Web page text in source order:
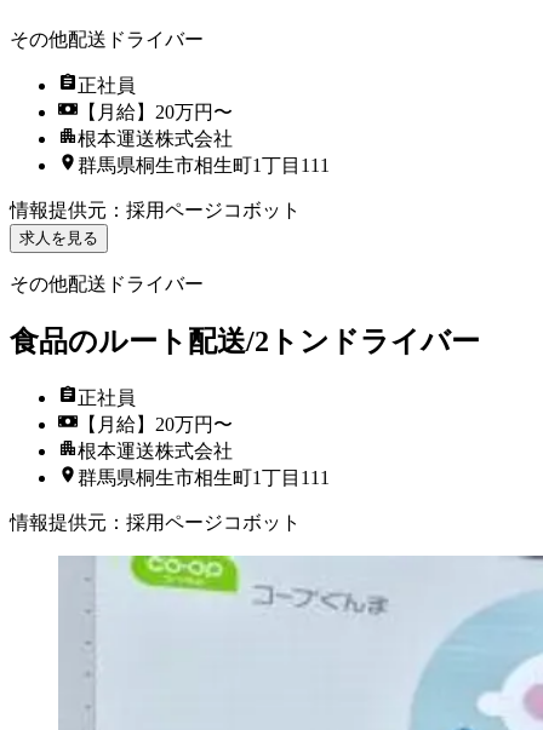
その他配送ドライバー
正社員
【月給】20万円〜
根本運送株式会社
群馬県桐生市相生町1丁目111
情報提供元 ： 採用ページコボット
求人を見る
その他配送ドライバー
食品のルート配送/2トンドライバー
正社員
【月給】20万円〜
根本運送株式会社
群馬県桐生市相生町1丁目111
情報提供元 ： 採用ページコボット